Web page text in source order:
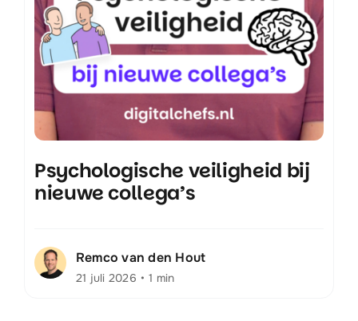
Psychologische veiligheid bij
nieuwe collega’s
Remco van den Hout
21 juli 2026 • 1 min